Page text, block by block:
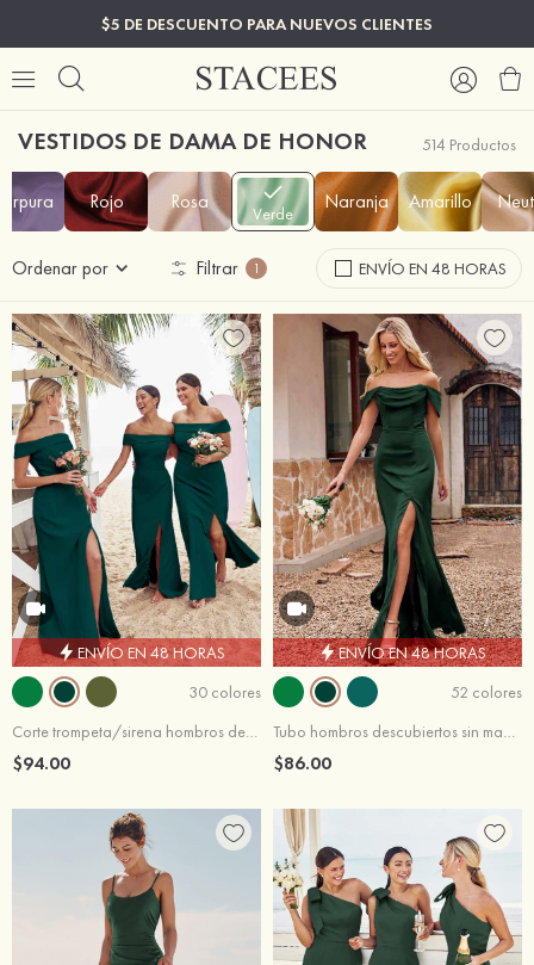
$5 DE DESCUENTO PARA NUEVOS CLIENTES
VESTIDOS DE DAMA DE HONOR 514 Productos
Rojo Rosa Verde Naranja Amarillo
Ordenar por Filtrar 1 ENVÍO EN 48 HORAS
ENVÍO EN 48 HORAS
30 colores
Corte trompeta/sirena hombros descubiertos hasta el suelo crepe elástico vestido de dama de honor
$94.00
ENVÍO EN 48 HORAS
52 colores
Tubo hombros descubiertos sin mangas hasta el suelo satén elástico vestido de dama de honor
$86.00